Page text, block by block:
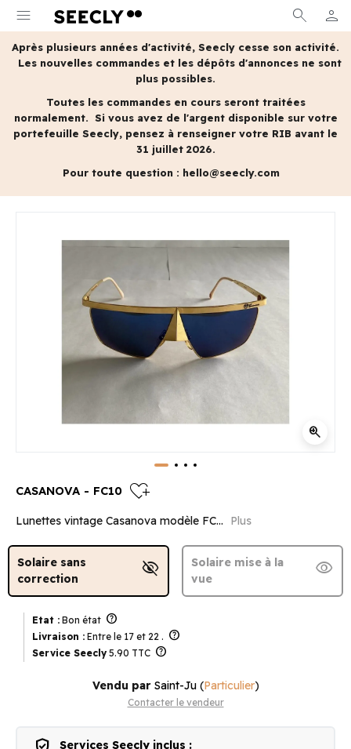
menu search person
MON
Après plusieurs années d'activité, Seecly cesse son activité.
Les nouvelles commandes et les dépôts d'annonces ne sont
plus possibles.
Toutes les commandes en cours seront traitées
normalement. Si vous avez de l'argent disponible sur votre
portefeuille Seecly, pensez à renseigner votre RIB avant le
31 juillet 2026.
Pour toute question : hello@seecly.com
zoom_in
CASANOVA - FC10 heart_plus
Lunettes vintage Casanova modèle FC... Plus
Solaire sans
correction
visibility_off
Solaire mise à la
vue
visibility
Etat : Bon état help
Livraison : Entre le 17 et 22 . help
Service Seecly 5.90 TTC help
Vendu par Saint-Ju(Particulier)
Contacter le vendeur
Services Seecly inclus :